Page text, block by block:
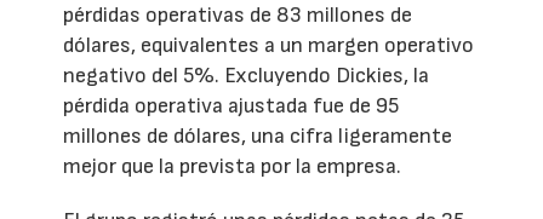
pérdidas operativas de 83 millones de
dólares, equivalentes a un margen operativo
negativo del 5%. Excluyendo Dickies, la
pérdida operativa ajustada fue de 95
millones de dólares, una cifra ligeramente
mejor que la prevista por la empresa.